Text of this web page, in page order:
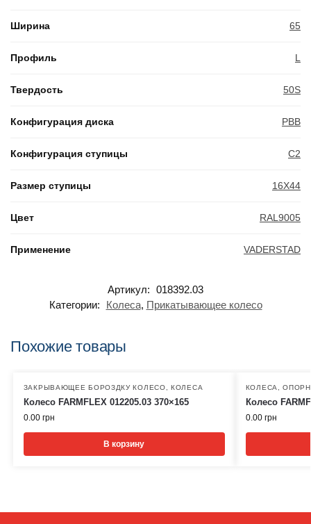
Ширина 65
Профиль L
Твердость 50S
Конфигурация диска PBB
Конфигурация ступицы C2
Размер ступицы 16X44
Цвет RAL9005
Применение VADERSTAD
Артикул: 018392.03
Категории:
Колеса, Прикатывающее колесо
Похожие товары
ЗАКРЫВАЮЩЕЕ БОРОЗДКУ КОЛЕСО ,КОЛЕСА
Колесо FARMFLEX 012205.03 370×165
0.00 грн
В корзину
КОЛЕСА ,
Колесо
0.00 грн